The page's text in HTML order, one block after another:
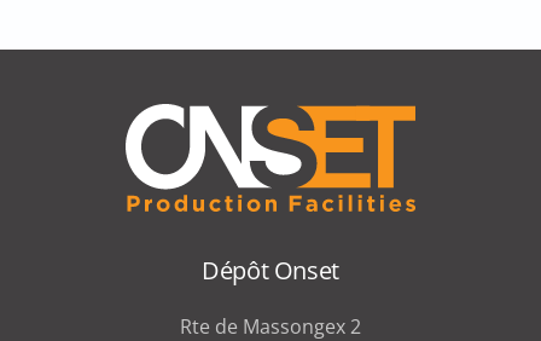
Dépôt Onset
Rte de Massongex 2